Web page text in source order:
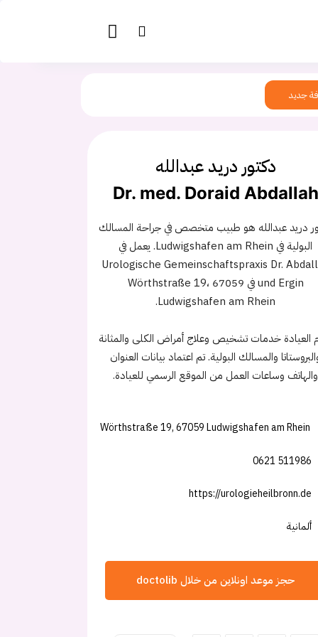
جديد
دكتور دريد عبدالله
Dr. med. Doraid Abdallah
دريد عبدالله هو طبيب متخصص في جراحة المسالك
البولية في Ludwigshafen am Rhein. يعمل في
Urologische Gemeinschaftspraxis Dr.
und Ergin في Wörthstraße 19، 67059
Ludwigshafen am Rhein.
العيادة خدمات تشخيص وعلاج أمراض الكلى والمثانة
والمسالك البولية. تم اعتماد بيانات العنوان
والهاتف وساعات العمل من الموقع الرسمي للعيادة.
Wörthstraße 19, 67059 Ludwigshafen am Rhein
0621 511986
https://urologieheilbronn.de
ألمانية
حجز موعد اونلاين من خلال doctolib